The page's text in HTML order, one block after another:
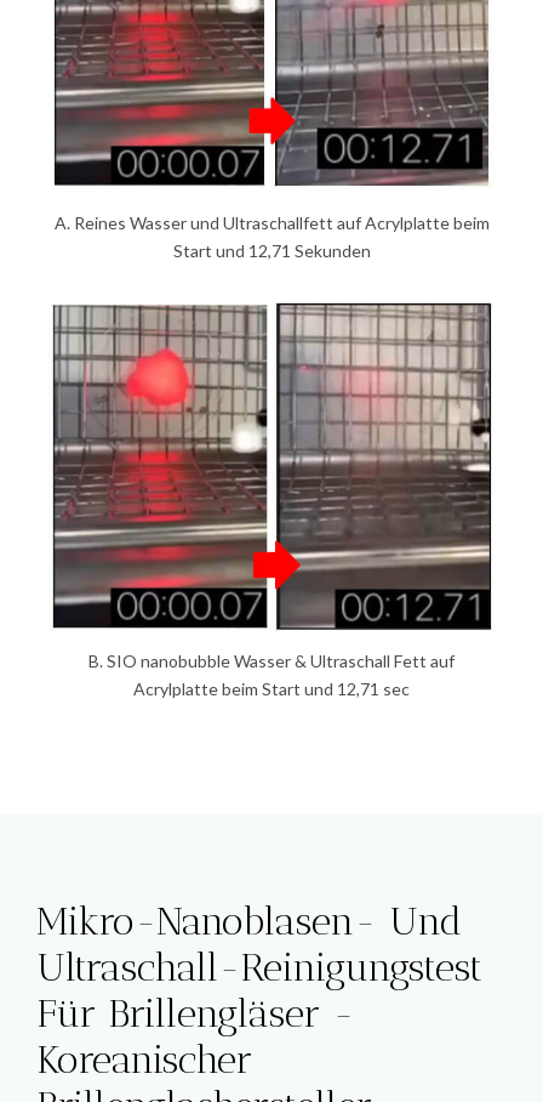
A. Reines Wasser und Ultraschallfett auf Acrylplatte beim
Start und 12,71 Sekunden
B. SIO nanobubble Wasser & Ultraschall Fett auf
Acrylplatte beim Start und 12,71 sec
Mikro-Nanoblasen- Und
Ultraschall-Reinigungstest
Für Brillengläser -
Koreanischer